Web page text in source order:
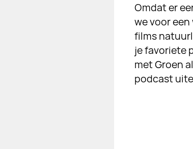
Omdat er
we voor
films
je favoriete
met Groen
podcast